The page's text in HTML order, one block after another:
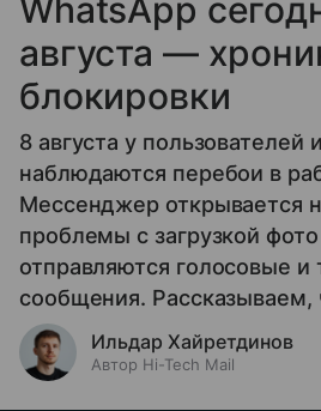
WhatsApp
августа —
блокировки
8 августа у пользователей
наблюдаются перебои в
Мессенджер открывается
проблемы с загрузкой
отправляются голосовые и
сообщения. Рассказываем,
Ильдар Хайретдинов
Автор Hi-Tech Mail